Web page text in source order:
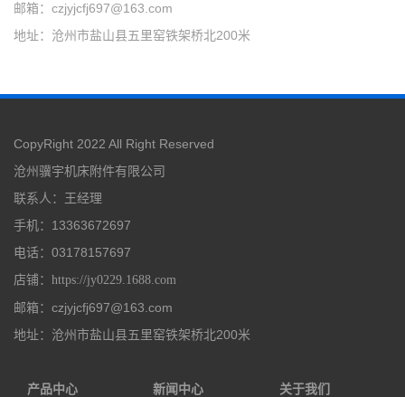
邮箱：czjyjcfj697@163.com
地址：沧州市盐山县五里窑铁架桥北200米
CopyRight 2022 All Right Reserved
沧州骥宇机床附件有限公司
联系人：王经理
手机：13363672697
电话：03178157697
店铺： https://jy0229.1688.com
邮箱：czjyjcfj697@163.com
地址：沧州市盐山县五里窑铁架桥北200米
产品中心
新闻中心
关于我们